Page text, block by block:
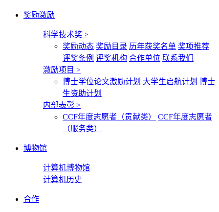
奖励激励
科学技术奖 >
奖励动态 奖励目录 历年获奖名单 奖项推荐
评奖条例 评奖机构 合作单位 联系我们
激励项目 >
博士学位论文激励计划 大学生启航计划 博士
生资助计划
内部表彰 >
CCF年度志愿者（贡献类）
CCF年度志愿者
（服务类）
博物馆
计算机博物馆
计算机历史
合作